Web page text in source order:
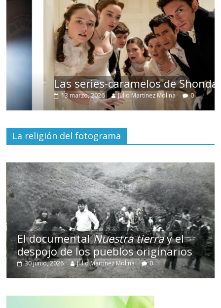
Las series-caramelos de Shondaland
13 marzo, 2026 Julio Martínez Molina 0
La religión del fotograma
El documentalNuestra tierray el
despojo de los pueblos originarios
30 junio, 2026 Julio Martínez Molina 0